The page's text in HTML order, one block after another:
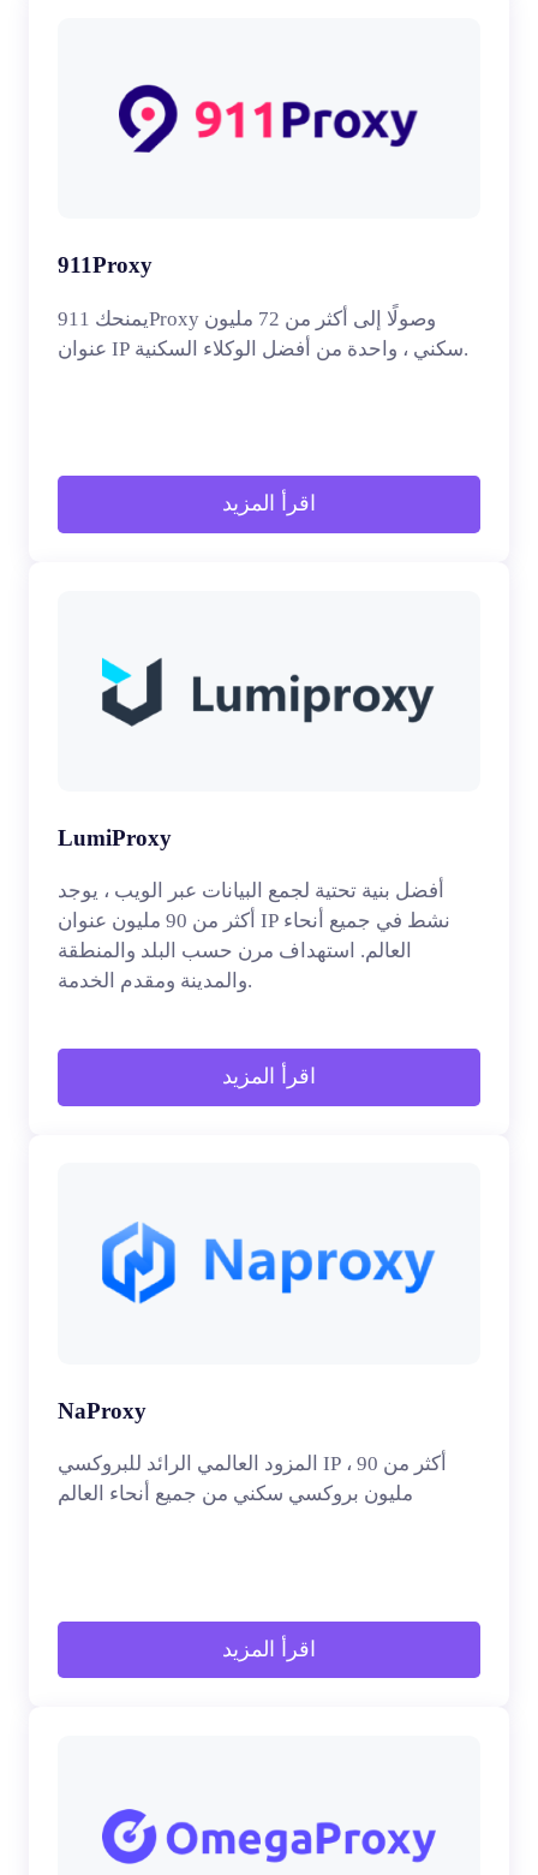
911Proxy
يمنحك 911Proxy وصولًا إلى أكثر من 72 مليون
عنوان IP سكني ، واحدة من أفضل الوكلاء السكنية.
اقرأ المزيد
LumiProxy
أفضل بنية تحتية لجمع البيانات عبر الويب ، يوجد
أكثر من 90 مليون عنوان IP نشط في جميع أنحاء
العالم. استهداف مرن حسب البلد والمنطقة
والمدينة ومقدم الخدمة.
اقرأ المزيد
NaProxy
المزود العالمي الرائد للبروكسي IP ، أكثر من 90
مليون بروكسي سكني من جميع أنحاء العالم
اقرأ المزيد